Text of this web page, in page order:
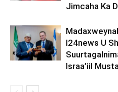
Jimcaha Ka
I24news U
Israa’iil